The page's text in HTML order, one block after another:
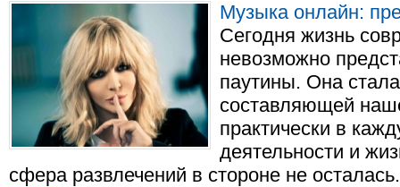
Музыка онлайн:
Сегодня жизнь
невозможно
паутины. Она
составляющей
практически в
деятельности и
сфера развлечений в стороне не